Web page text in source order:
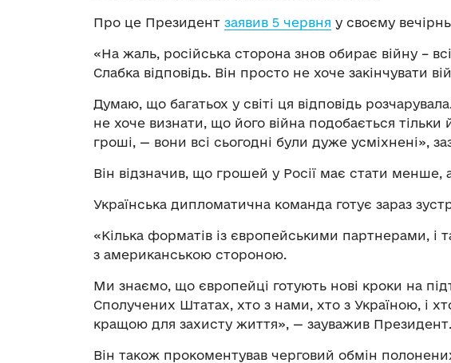
Про це Президент заявив 5 червня у своєму
«На жаль, російська сторона знов обирає війну –
Слабка відповідь. Він просто не хоче закінчувати
Думаю, що багатьох у світі ця відповідь
не хоче визнати, що його війна подобається
гроші, — вони всі сьогодні були дуже усміхнені»,
Він відзначив, що грошей у Росії має стати менше,
Українська дипломатична команда готує зараз
«Кілька форматів із європейськими партнерами, і
з американською стороною.
Ми знаємо, що європейці готують нові кроки на
Сполучених Штатах, хто з нами, хто з Україною, і
кращою для захисту життя», — зауважив Президент.
Він також прокоментував черговий обмін